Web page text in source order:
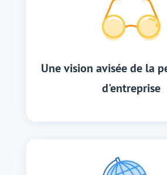
Une vision avisée de la
d'entreprise